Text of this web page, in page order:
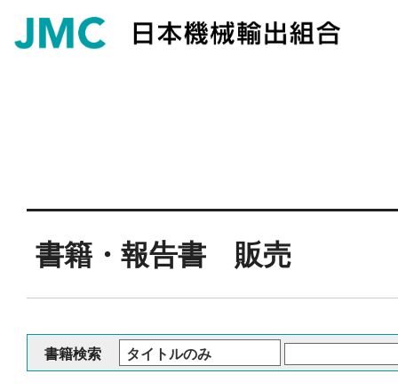
書籍・報告書 販売
書籍検索